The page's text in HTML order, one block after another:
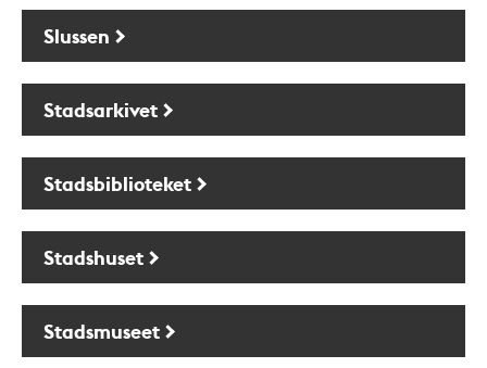
Slussen
Stadsarkivet
Stadsbiblioteket
Stadshuset
Stadsmuseet